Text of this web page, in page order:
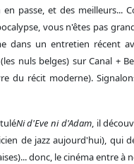
passe, et des meilleurs...
vous n'êtes pas
dans un entretien récent
nuls belges) sur Canal +
du récit moderne).
Ni d'Eve ni d'Adam, il
de jazz aujourd'hui), qui
donc, le cinéma entre à